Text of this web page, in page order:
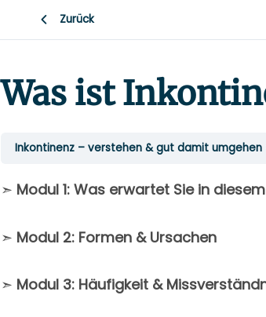
Zurück
Was ist
Inkontinenz – verstehen & gut damit umgehen
➣ Modul 1: Was erwartet Sie in
➣ Modul 2: Formen & Ursachen
➣ Modul 3: Häufigkeit &